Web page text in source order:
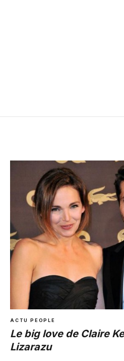
ACTU PEOPLE
Le big love de Claire
Lizarazu